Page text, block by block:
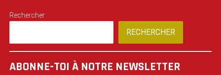
Rechercher
RECHERCHER
ABONNE-TOI À NOTRE NEWSLETTER